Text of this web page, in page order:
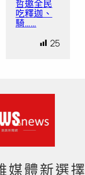
哲邀全民
吃釋迦、
騎……
25
媒體新選擇